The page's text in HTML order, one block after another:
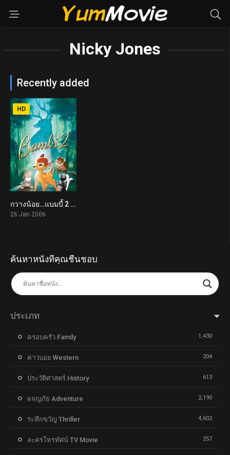
Nicky Jones
Recently added
6.1
HD
กวางน้อย…แบมบี้ 2 Bambi II (2006)
26 Jan 2006
ค้นหาหนังที่คุณชื่นชอบ
ประเภท
ครอบครัว Family 1,430
คาวบอย Western 204
ประวัติศาสตร์ History 613
ผจญภัย Adventure 2,190
ระทึกขวัญ Thriller 4,602
ละครโทรทัศน์ TV Movie 257